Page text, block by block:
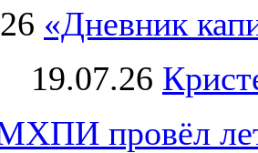
«Дневник
19.07.26
провёл